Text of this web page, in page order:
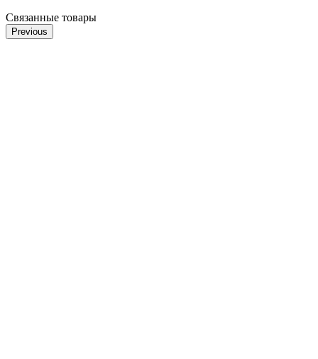
Связанные товары
Previous